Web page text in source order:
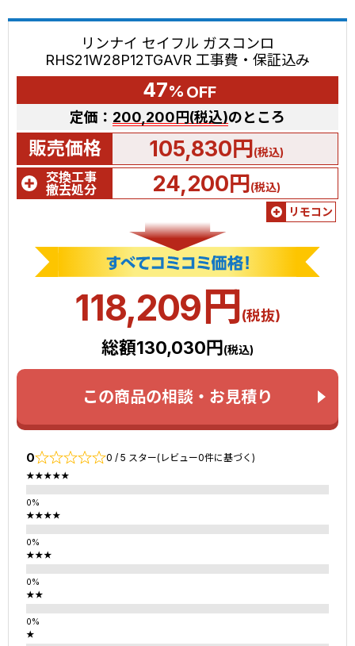
リンナイ セイフル ガスコンロ
RHS21W28P12TGAVR 工事費・保証込み
47% OFF
定価： 200,200円(税込)のところ
販売価格 105,830円(税込)
交換工事
撤去処分
24,200円(税込)
リモコン
118,209円(税抜)
総額130,030円(税込)
この商品の相談・お見積り
0 0 / 5 スター(レビュー0件に基づく)
★★★★★
★★★★
★★★
★★
★